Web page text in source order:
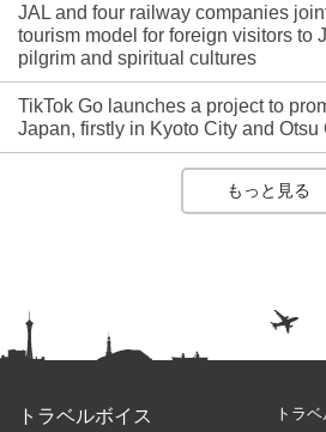
JAL and four railway companies
tourism model for foreign visitors to
pilgrim and spiritual cultures
TikTok Go launches a project to
Japan, firstly in Kyoto City and Otsu
もっと見る
トラベルボイス
トラ